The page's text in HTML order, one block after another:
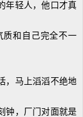
年轻人，他口才真
质和自己完全不一
马上滔滔不绝地
钟，厂门对面就是